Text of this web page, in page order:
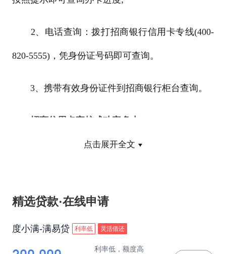
2、电话查询：拨打招商银行信用卡专线(400-
820-5555)，凭身份证号码即可查询。
3、携带有效身份证件到招商银行柜台查询。
招商信用卡审核成功率多少
证、工作收入证明等，财力证明越多，通过率、批
卡额度就相对高一些。
点击展开全文
精选贷款·在线申请
度小满-满易贷 利率低 灵活借还
利率低，额度高